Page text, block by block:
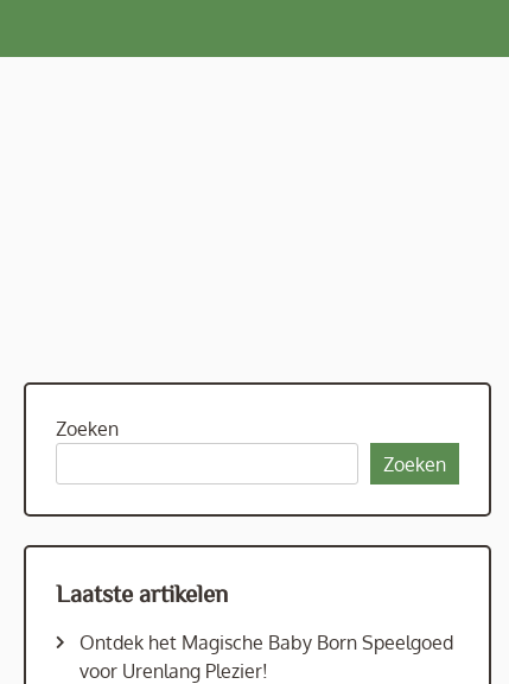
Zoeken
Zoeken
Laatste artikelen
Ontdek het Magische Baby Born Speelgoed
voor Urenlang Plezier!